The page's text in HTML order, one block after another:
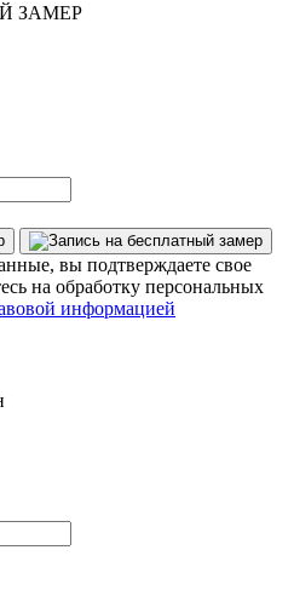
ЗАМЕР
вы подтверждаете свое
на обработку персональных
информацией